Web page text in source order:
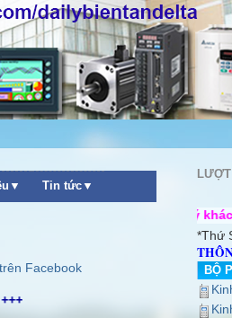
Tin tức▼
Facebook
++ Chào mừng quý khách ghé thăm
*Thứ
BỘ